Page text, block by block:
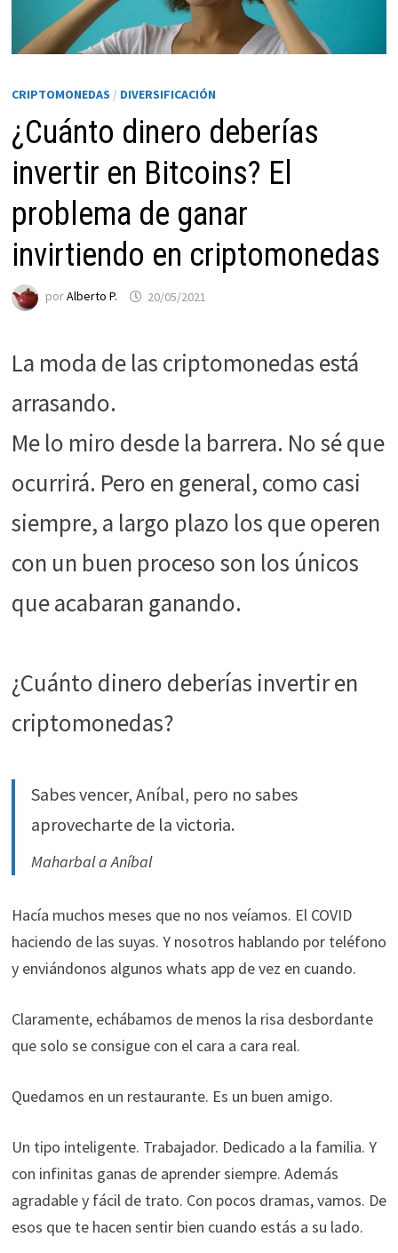
CRIPTOMONEDAS / DIVERSIFICACIÓN
¿Cuánto dinero deberías
invertir en Bitcoins? El
problema de ganar
invirtiendo en criptomonedas
porAlberto P. 20/05/2021
La moda de las criptomonedas está
arrasando.
Me lo miro desde la barrera. No sé que
ocurrirá. Pero en general, como casi
siempre, a largo plazo los que operen
con un buen proceso son los únicos
que acabaran ganando.
¿Cuánto dinero deberías invertir en
criptomonedas?
Sabes vencer, Aníbal, pero no sabes
aprovecharte de la victoria.
Maharbal a Aníbal
Hacía muchos meses que no nos veíamos. El COVID
haciendo de las suyas. Y nosotros hablando por teléfono
y enviándonos algunos whats app de vez en cuando.
Claramente, echábamos de menos la risa desbordante
que solo se consigue con el cara a cara real.
Quedamos en un restaurante. Es un buen amigo.
Un tipo inteligente. Trabajador. Dedicado a la familia. Y
con infinitas ganas de aprender siempre. Además
agradable y fácil de trato. Con pocos dramas, vamos. De
esos que te hacen sentir bien cuando estás a su lado.
Estas
son
necesarias
funcione la
Estadísticas
podamos
funcionalidad
de la web, en
Experiencia
Para que
mejor posible
visita. Si
rechaza estas
funcionalidades
desaparecerán
de la web.
Marketing
Al compartir tus
mientras visitas
aumentas la
posibilidad de
ver contenido y
ofertas
personalizados.